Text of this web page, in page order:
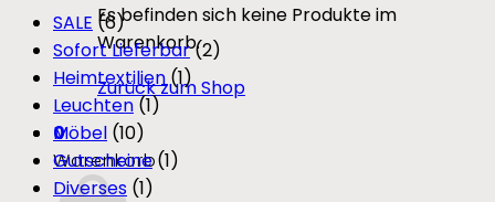
Es befinden sich keine Produkte im
Warenkorb.
Zurück zum Shop
0
Warenkorb
SALE (6)
Sofort Lieferbar(2)
Heimtextilien(1)
Leuchten (1)
Möbel (10)
Gutscheine (1)
Diverses (1)